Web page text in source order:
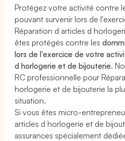
Protégez votre activité contre
pouvant survenir lors de
Réparation d articles d
êtes protégés contre les
lors de l'exercice de votre
d horlogerie et de bijouterie.
RC professionnelle pour
horlogerie et de bijouterie la
situation.
Si vous êtes micro-
articles d horlogerie et de
assurances spécialement